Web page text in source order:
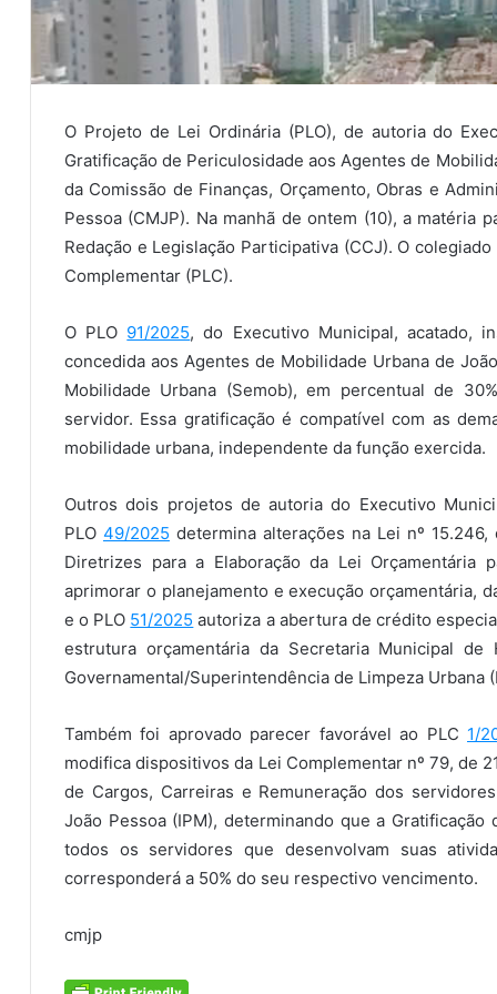
O Projeto de Lei Ordinária (PLO), de autoria do
Gratificação de Periculosidade aos Agentes de
da Comissão de Finanças, Orçamento, Obras e
Pessoa (CMJP). Na manhã de ontem (10), a matéria
Redação e Legislação Participativa (CCJ). O
Complementar (PLC).
O PLO 91/2025, do Executivo Municipal, acatado,
concedida aos Agentes de Mobilidade Urbana de
Mobilidade Urbana (Semob), em percentual de
servidor. Essa gratificação é compatível com as
mobilidade urbana, independente da função exercida.
Outros dois projetos de autoria do Executivo
PLO 49/2025 determina alterações na Lei nº
Diretrizes para a Elaboração da Lei
aprimorar o planejamento e execução orçamentária,
e o PLO 51/2025 autoriza a abertura de crédito
estrutura orçamentária da Secretaria Municipal
Governamental/Superintendência de Limpeza Urbana
Também foi aprovado parecer favorável ao PLC 1/
modifica dispositivos da Lei Complementar nº 79, de
de Cargos, Carreiras e Remuneração dos
João Pessoa (IPM), determinando que a
todos os servidores que desenvolvam suas
corresponderá a 50% do seu respectivo vencimento.
cmjp